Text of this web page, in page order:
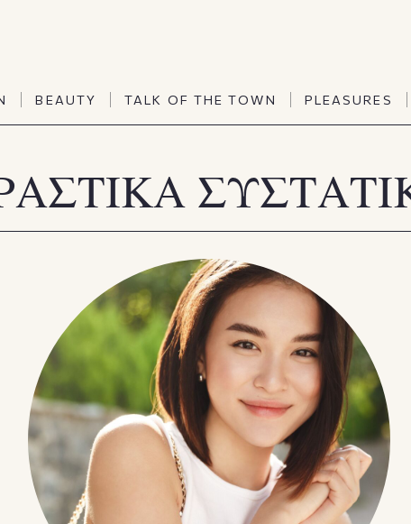
People Travel & Life
BEAUTY TALK OF THE TOWN PLEASURES
BEAUTY TALK OF THE TOWN PLEASURES